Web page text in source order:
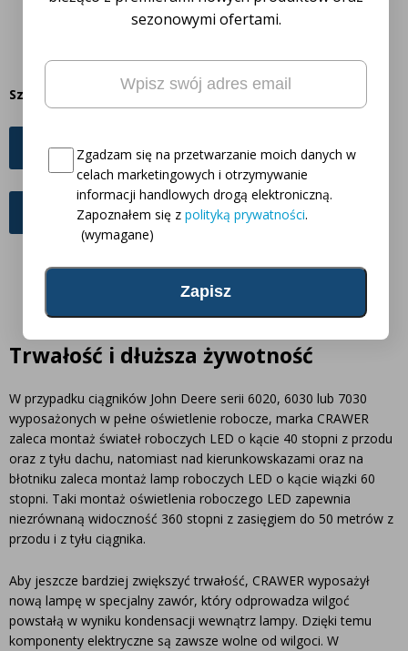
Szarą wersję lampy roboczej LED można znaleźć tutaj:
Światło skupione
Światło rozproszone
Trwałość i dłuższa żywotność
W przypadku ciągników John Deere serii 6020, 6030 lub 7030
wyposażonych w pełne oświetlenie robocze, marka CRAWER
zaleca montaż świateł roboczych LED o kącie 40 stopni z przodu
oraz z tyłu dachu, natomiast nad kierunkowskazami oraz na
błotniku zaleca montaż lamp roboczych LED o kącie wiązki 60
stopni. Taki montaż oświetlenia roboczego LED zapewnia
niezrównaną widoczność 360 stopni z zasięgiem do 50 metrów z
przodu i z tyłu ciągnika.
Aby jeszcze bardziej zwiększyć trwałość, CRAWER wyposażył
nową lampę w specjalny zawór, który odprowadza wilgoć
powstałą w wyniku kondensacji wewnątrz lampy. Dzięki temu
komponenty elektryczne są zawsze wolne od wilgoci. W
sezonowymi ofertami.
Email
Consent (wymagane)
Zgadzam się na przetwarzanie moich danych w
celach marketingowych i otrzymywanie
informacji handlowych drogą elektroniczną.
Zapoznałem się z polityką prywatności.
(wymagane)
Oto Twój kod zniżkowy na